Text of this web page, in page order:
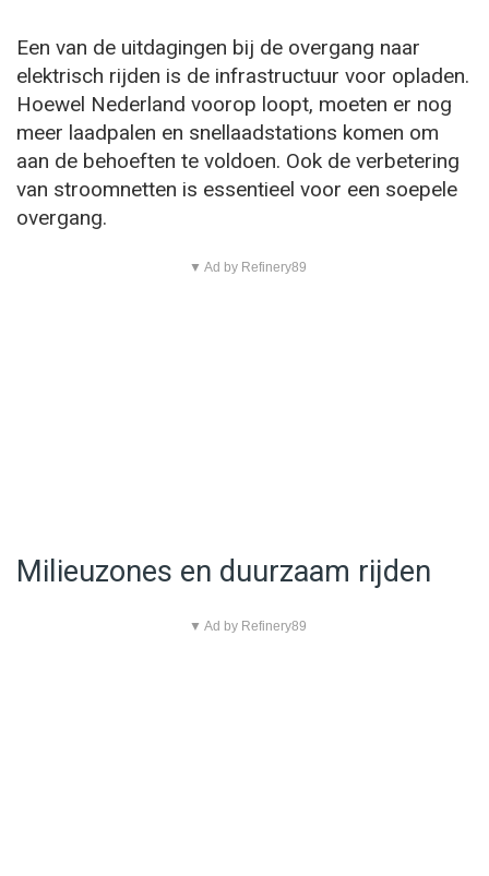
Een van de uitdagingen bij de overgang naar
elektrisch rijden is de infrastructuur voor opladen.
Hoewel Nederland voorop loopt, moeten er nog
meer laadpalen en snellaadstations komen om
aan de behoeften te voldoen. Ook de verbetering
van stroomnetten is essentieel voor een soepele
overgang.
▼ Ad by Refinery89
Milieuzones en duurzaam rijden
▼ Ad by Refinery89